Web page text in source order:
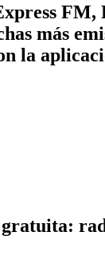
FM,
más
la